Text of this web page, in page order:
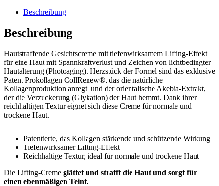
Beschreibung
Beschreibung
Hautstraffende Gesichtscreme mit tiefenwirksamem Lifting-Effekt
für eine Haut mit Spannkraftverlust und Zeichen von lichtbedingter
Hautalterung (Photoaging). Herzstück der Formel sind das exklusive
Patent Prokollagen CollRenew®, das die natürliche
Kollagenproduktion anregt, und der orientalische Akebia-Extrakt,
der die Verzuckerung (Glykation) der Haut hemmt. Dank ihrer
reichhaltigen Textur eignet sich diese Creme für normale und
trockene Haut.
Patentierte, das Kollagen stärkende und schützende Wirkung
Tiefenwirksamer Lifting-Effekt
Reichhaltige Textur, ideal für normale und trockene Haut
Die Lifting-Creme glättet und strafft die Haut und sorgt für
einen ebenmäßigen Teint.